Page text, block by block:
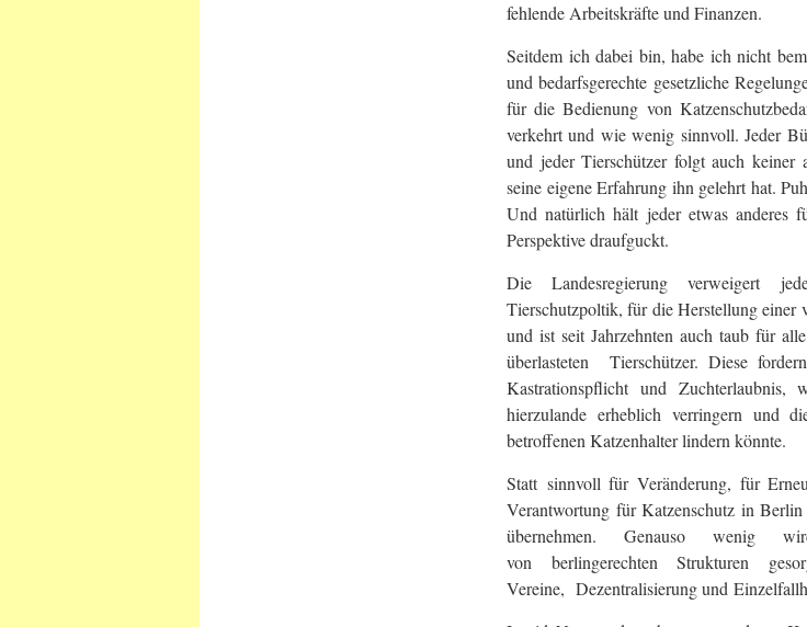
fehlende Arbeitskräfte und Finanzen.
Seitdem ich dabei bin, habe ich nicht
und bedarfsgerechte gesetzliche
für die Bedienung von
verkehrt und wie wenig sinnvoll. Jeder
und jeder Tierschützer folgt auch keiner
seine eigene Erfahrung ihn gelehrt hat.
Und natürlich hält jeder etwas anderes
Perspektive draufguckt.
Die Landesregierung verweigert
Tierschutzpoltik, für die Herstellung einer
und ist seit Jahrzehnten auch taub für
überlasteten Tierschützer. Diese
Kastrationspflicht und Zuchterlaubnis,
hierzulande erheblich verringern und
betroffenen Katzenhalter lindern könnte.
Statt sinnvoll für Veränderung, für
Verantwortung für Katzenschutz in
übernehmen. Genauso wenig
von berlingerechten Strukturen
Vereine, Dezentralisierung und